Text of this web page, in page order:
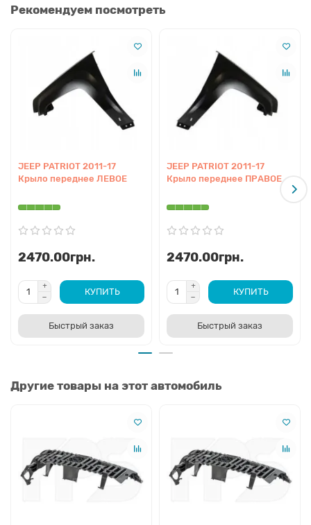
Рекомендуем посмотреть
JEEP PATRIOT 2011-17
Крыло переднее ЛЕВОЕ
2470.00грн.
КУПИТЬ
Быстрый заказ
JEEP PATRIOT 2011-17
Крыло переднее ПРАВОЕ
2470.00грн.
КУПИТЬ
Быстрый заказ
Другие товары на этот автомобиль